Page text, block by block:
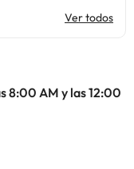
Ver todos
8:00 AM y las 12:00